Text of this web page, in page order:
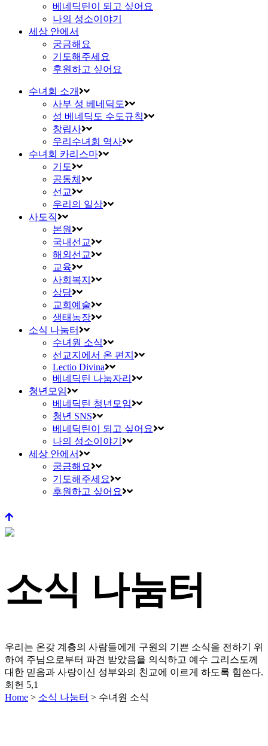
베네딕틴이 되고 싶어요
나의 성소이야기
세상 안에서
궁금해요
기도해주세요
후원하고 싶어요
수녀회 소개
사부 성 베네딕도
성 베네딕도 수도규칙
창립사
우리수녀회 역사
수녀회 카리스마
기도
공동체
선교
우리의 일상
사도직
본원
국내선교
해외선교
교육
사회복지
상담
교회예술
생태농장
소식 나눔터
수녀원 소식
선교지에서 온 편지
Lectio Divina
베네딕틴 나눔자리
청년모임
베네딕틴 청년모임
청년 SNS
베네딕틴이 되고 싶어요
나의 성소이야기
세상 안에서
궁금해요
기도해주세요
후원하고 싶어요
소식 나눔터
우리는 온갖 계층의 사람들에게 구원의 기쁜 소식을 전하기 위
하여 주님으로부터 파견 받았음을 의식하고 예수 그리스도께
대한 믿음과 사랑이신 성부와의 친교에 이르게 하도록 힘쓴다.
회헌 5,1
Home > 소식 나눔터 > 수녀원 소식